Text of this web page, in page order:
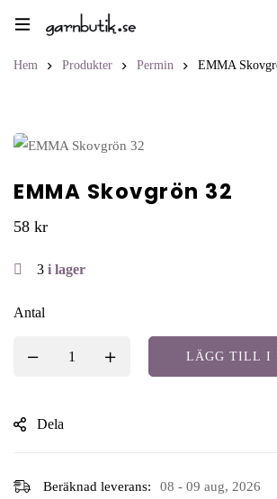
Hem Produkter Permin EMMA
EMMA Skovgrön 32
58 kr
3 i lager
Antal
LÄGG TILL I
Dela
Beräknad leverans: 08 - 09 aug, 2026